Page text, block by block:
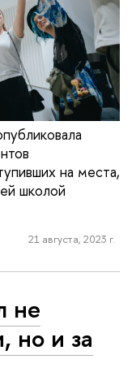
на места,
школой
21 августа, 2023 г.
не
но и за